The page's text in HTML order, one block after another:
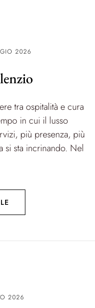
2026
tra ospitalità e cura
in cui il lusso
più presenza, più
si sta incrinando. Nel
2026